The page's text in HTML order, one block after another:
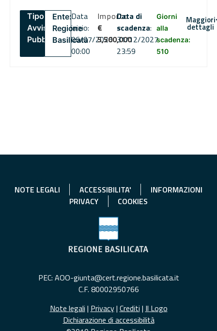
Tipo:
Avviso
Pubblico
Ente:
Regione
Basilicata
Data
inizio:
06/07/2026
00:00
Importo
€
5,500,000
Data di
scadenza:
31/12/2027
23:59
Giorni
alla
scadenza:
510
Maggiori
dettagli
NOTE LEGALI ACCESSIBILITA'
INFORMAZIONI
PRIVACY
COOKIES
PEC: AOO-giunta@cert.regione.basilicata.it
C.F. 80002950766
Note legali | Privacy| Crediti | Il Logo
Dichiarazione di accessibilità